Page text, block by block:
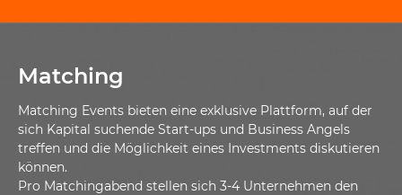
Matching
Matching Events bieten eine exklusive Plattform, auf der
sich Kapital suchende Start-ups und Business Angels
treffen und die Möglichkeit eines Investments diskutieren
können.
Pro Matchingabend stellen sich 3-4 Unternehmen den